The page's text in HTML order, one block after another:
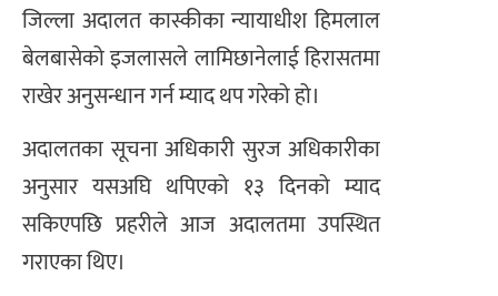
जिल्ला अदालत कास्कीका न्यायाधीश हिमलाल
बेलबासेको इजलासले लामिछानेलाई हिरासतमा
राखेर अनुसन्धान गर्न म्याद थप गरेको हो।
अदालतका सूचना अधिकारी सुरज अधिकारीका
अनुसार यसअघि थपिएको १३ दिनको म्याद
सकिएपछि प्रहरीले आज अदालतमा उपस्थित
गराएका थिए।